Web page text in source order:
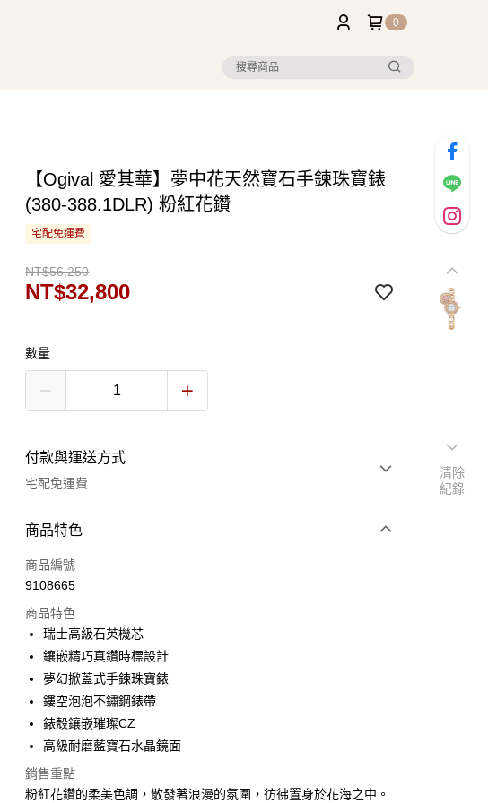
0
【Ogival 愛其華】夢中花天然寶石手鍊珠寶錶
(380-388.1DLR) 粉紅花鑽
宅配免運費
NT$56,250
NT$32,800
數量
付款與運送方式
宅配免運費
付款方式
信用卡一次付款
運送方式
宅配
免運費
商品特色
商品編號
9108665
商品特色
瑞士高級石英機芯
鑲嵌精巧真鑽時標設計
夢幻掀蓋式手鍊珠寶錶
鏤空泡泡不鏽鋼錶帶
錶殼鑲嵌璀璨CZ
高級耐磨藍寶石水晶鏡面
銷售重點
粉紅花鑽的柔美色調，散發著浪漫的氛圍，彷彿置身於花海之中。
清除
紀錄